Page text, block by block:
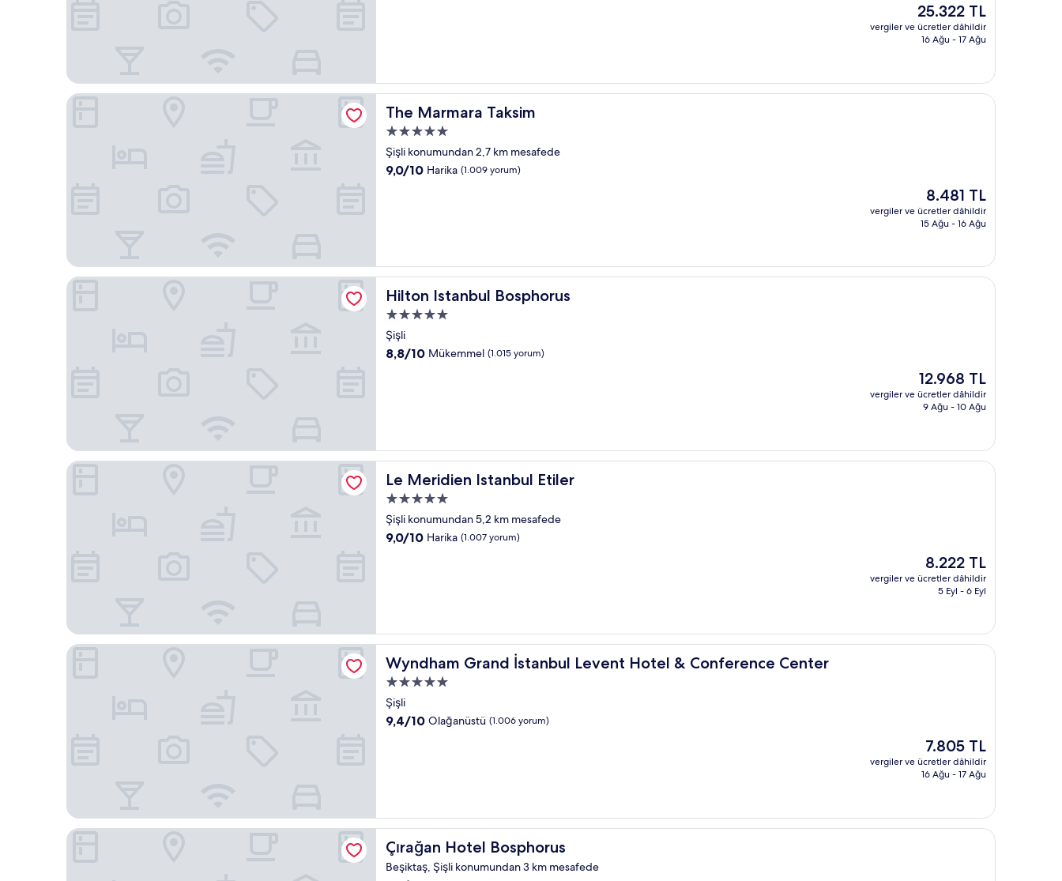
Güncel
fiyat:
25.322 TL
25.322 TL
vergiler ve ücretler dâhildir
16 Ağu - 17 Ağu
The Marmara Taksim
The Marmara Taksim
5.0
yıldızlı
konaklama
yeri
Şişli konumundan 2,7 km mesafede
10
9,0/10 Harika (1.009 yorum)
Güncel
fiyat:
8.481 TL
8.481 TL
vergiler ve ücretler dâhildir
15 Ağu - 16 Ağu
The Marmara Taksim
Hilton Istanbul Bosphorus
Hilton Istanbul Bosphorus
5.0
yıldızlı
konaklama
Şişli
10
8,8/10 Mükemmel (1.015 yorum)
Güncel
fiyat:
12.968 TL
12.968 TL
vergiler ve ücretler dâhildir
9 Ağu - 10 Ağu
Hilton Istanbul Bosphorus
Le Meridien Istanbul Etiler
Le Meridien Istanbul Etiler
5.0
yıldızlı
konaklama
yeri
Şişli konumundan 5,2 km mesafede
10
9,0/10 Harika (1.007 yorum)
Güncel
fiyat:
8.222 TL
8.222 TL
vergiler ve ücretler dâhildir
5 Eyl - 6 Eyl
Le Meridien Istanbul Etiler
Wyndham Grand İstanbul Levent Hotel & Conference Center
Wyndham Grand İstanbul Levent Hotel & Conference Center
5.0
yıldızlı
konaklama
Şişli
10
9,4/10 Olağanüstü (1.006 yorum)
Güncel
fiyat:
7.805 TL
7.805 TL
vergiler ve ücretler dâhildir
16 Ağu - 17 Ağu
Wyndham Grand İstanbul Levent Hotel & Conference Center
Çırağan Hotel Bosphorus
Çırağan Hotel Bosphorus
Beşiktaş, Şişli konumundan 3 km mesafede
Çırağan Hotel Bosphorus